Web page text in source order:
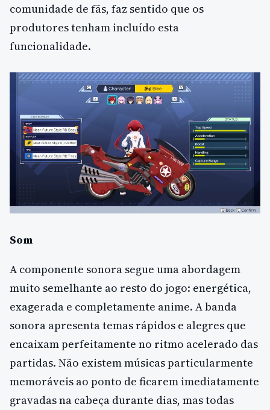
comunidade de fãs, faz sentido que os
produtores tenham incluído esta
funcionalidade.
Som
A componente sonora segue uma abordagem
muito semelhante ao resto do jogo: energética,
exagerada e completamente anime. A banda
sonora apresenta temas rápidos e alegres que
encaixam perfeitamente no ritmo acelerado das
partidas. Não existem músicas particularmente
memoráveis ao ponto de ficarem imediatamente
gravadas na cabeça durante dias, mas todas